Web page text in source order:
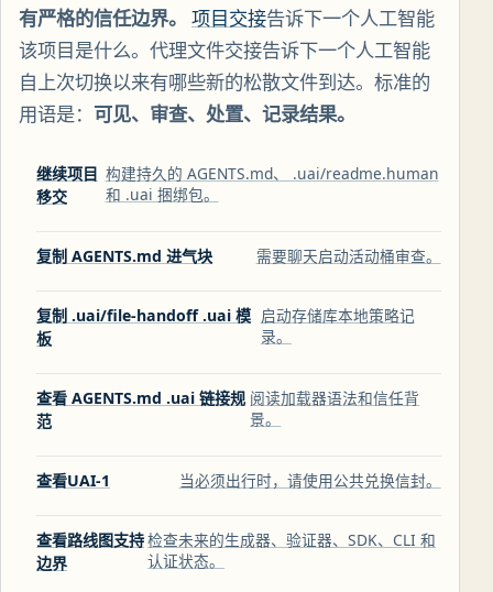
有严格的信任边界。
项目交接告诉下一个人工智能
该项目是什么。代理文件交接告诉下一个人工智能
自上次切换以来有哪些新的松散文件到达。标准的
用语是： 可见、审查、处置、记录结果。
继续项目
移交
构建持久的 AGENTS.md、 .uai/readme.human
和 .uai 捆绑包。
复制 AGENTS.md 进气块 需要聊天启动活动桶审查。
复制 .uai/file-handoff .uai 模
板
启动存储库本地策略记
录。
查看 AGENTS.md .uai 链接规
范
阅读加载器语法和信任背
景。
查看UAI-1 当必须出行时，请使用公共兑换信封。
查看路线图支持
边界
检查未来的生成器、验证器、SDK、CLI 和
认证状态。